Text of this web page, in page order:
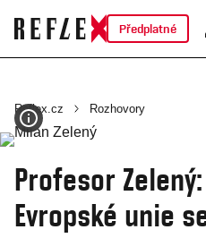
Předplatné
Reflex.cz Rozhovory
Profesor
Evropské unie